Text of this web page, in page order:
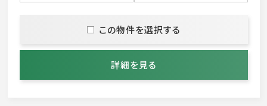
この物件を選択する
詳細を見る